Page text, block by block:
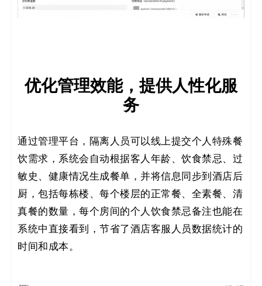
优化管理效能，提供人性化服
务
通过管理平台，隔离人员可以线上提交个人特殊餐
饮需求，系统会自动根据客人年龄、饮食禁忌、过
敏史、健康情况生成餐单，并将信息同步到酒店后
厨，包括每栋楼、每个楼层的正常餐、全素餐、清
真餐的数量，每个房间的个人饮食禁忌备注也能在
系统中直接看到，节省了酒店客服人员数据统计的
时间和成本。